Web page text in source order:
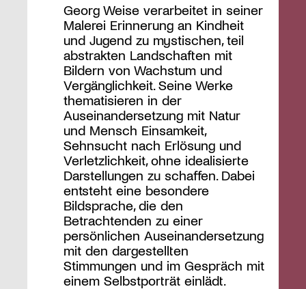
Georg Weise verarbeitet in seiner
Malerei Erinnerung an Kindheit
und Jugend zu mystischen, teil
abstrakten Landschaften mit
Bildern von Wachstum und
Vergänglichkeit. Seine Werke
thematisieren in der
Auseinandersetzung mit Natur
und Mensch Einsamkeit,
Sehnsucht nach Erlösung und
Verletzlichkeit, ohne idealisierte
Darstellungen zu schaffen. Dabei
entsteht eine besondere
Bildsprache, die den
Betrachtenden zu einer
persönlichen Auseinandersetzung
mit den dargestellten
Stimmungen und im Gespräch mit
einem Selbstporträt einlädt.